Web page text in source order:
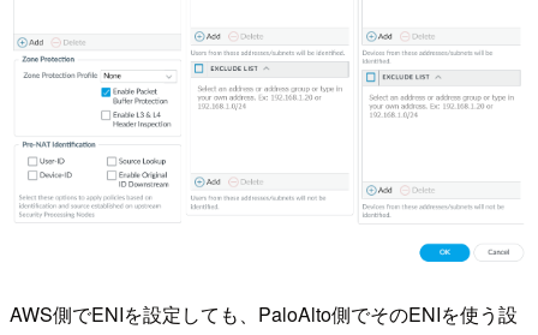
AWS側でENIを設定しても、PaloAlto側でそのENIを使う設